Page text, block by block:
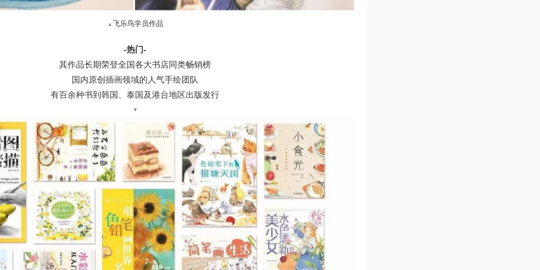
▲ 飞乐鸟学员作品
-热门-
其作品长期荣登全国各大书店同类畅销榜
国内原创插画领域的人气手绘团队
有百余种书到韩国、泰国及港台地区出版发行
▼